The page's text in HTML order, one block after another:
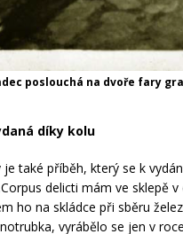
poslouchá na dvoře fary
díky kolu
je také příběh, který se k
delicti mám ve sklepě
ho na skládce při sběru
vyrábělo se jen v